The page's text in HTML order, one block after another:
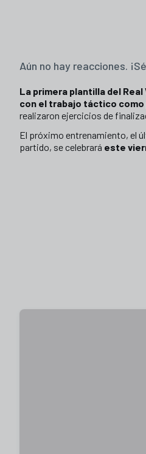
Aún no hay reacciones.
La primera plantilla del
con el trabajo táctico
realizaron ejercicios de
El próximo entrenamiento, el
partido, se celebrará este